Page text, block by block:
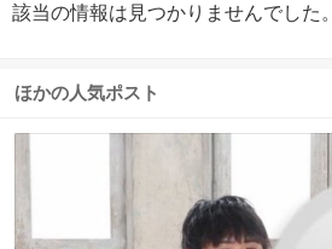
該当の情報は見つかりませんでした。
ほかの人気ポスト